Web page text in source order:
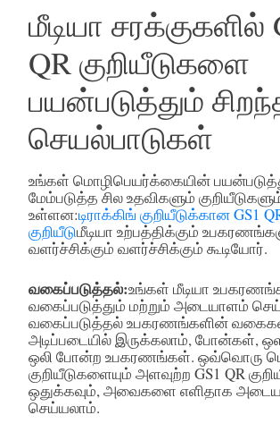
மீடியா சரக்குகளில்
QR குறியீடுகளை
பயன்படுத்தும்
செயல்பாடுகள்
உங்கள் மொழிபெயர்க்கையின்
மேம்படுத்த சில உதவிகளும்
உள்ளன:டிராக்கிங் குறியீடுக்கான GS1
குறியீடுமீடியா உற்பத்திக்கும்
வளர்ச்சிக்கும் வளர்ச்சிக்கும் கூடியோர்.
வகைப்படுத்தல்:உங்கள் மீடியா
வகைப்படுத்தும் மற்றும் அடையாளம்
வகைப்படுத்தல் உபகரணங்களின்
அடிப்படையில் இருக்கலாம், போன்கள்,
ஒலி போன்ற உபகரணங்கள். ஒவ்வொரு
குறியீடுகளையும் அளவுற்ற GS1 QR
ஒதுக்கவும், அவைகளை எளிதாக
செய்யலாம்.